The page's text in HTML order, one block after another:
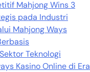
Mahjong Wins 3
pada Industri
Mahjong Ways
Teknologi
Kasino Online di Era